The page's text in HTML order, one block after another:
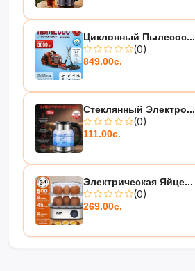
Циклонный Пылесос...
(0)
849.00с.
Стеклянный Электро...
(0)
111.00с.
Электрическая Яйце...
(0)
269.00с.